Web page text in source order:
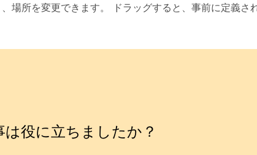
場所を変更できます。 ドラッグすると、事前に定義さ
は役に立ちましたか？